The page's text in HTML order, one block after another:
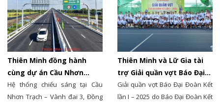
bằng sông Cửu Long. Thiên
Minh tự hào là đơn vị cung cấp
thiết bị chiếu sáng, đồng hành
cùng Công ty Cổ phần Cơ khí
Điện Lữ Gia (LUGIACO) trong dự
án này
du lịch nghỉ dưỡng cho tập thể
Cán bộ – Công nhân viên tại
Cam Ranh – Vĩnh Hy.
Thiên Minh đồng hành
cùng dự án Cầu Nhơn
Trạch – Vành đai 3, Đồng
Nai
Hệ thống chiếu sáng tại Cầu
Nhơn Trạch – Vành đai 3, Đồng
Thiên Minh và Lữ Gia tài
trợ Giải quần vợt Báo Đại
Đoàn Kết lần I – 2025
Giải quần vợt Báo Đại Đoàn Kết
lần I – 2025 do Báo Đại Đoàn Kết